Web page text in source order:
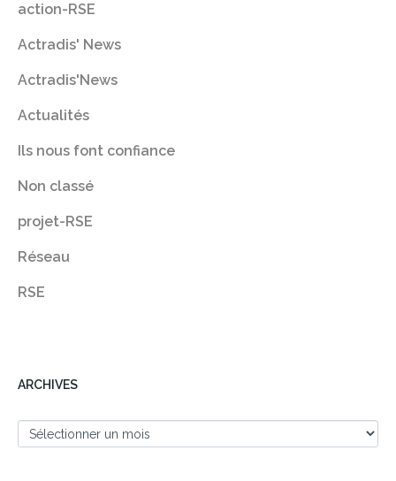
action-RSE
Actradis' News
Actradis'News
Actualités
Ils nous font confiance
Non classé
projet-RSE
Réseau
RSE
ARCHIVES